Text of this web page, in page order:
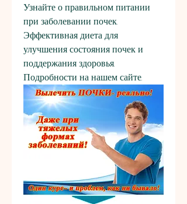
Узнайте о правильном питании
при заболевании почек.
Эффективная диета для
улучшения состояния почек и
поддержания здоровья.
Подробности на нашем сайте.